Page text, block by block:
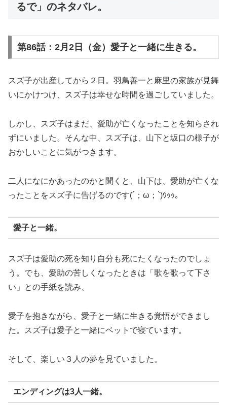
るで」のネタバレ。
第86話：2月2日（金）愛子と一緒に生きる。
スズ子が出産してから２日。羽鳥善一と麻里の家族が見舞
いにかけつけ、スズ子は幸せな時間を過ごしていました。
しかし、スズ子はまだ、愛助が亡くなったことを知らされ
ずにいました。そんな中、スズ子は、山下と坂口の様子が
おかしいことに気がつきます。
二人になにかあったのかと聞くと、山下は、愛助が亡くな
ったことをスズ子に告げるのです(´；ω；`)ｳｩｩ。
愛子と一緒。
スズ子は愛助の死を知り自分も死にたくなったのでしょ
う。でも、愛助の苦しくなったときは「歌を歌って下さ
い」との手紙を読み、
愛子を抱きながら、愛子と一緒に生きる覚悟ができまし
た。スズ子は愛子と一緒にベットで寝ています。
そして、楽しい３人の夢を見ていました。
エンディングは3人一緒。